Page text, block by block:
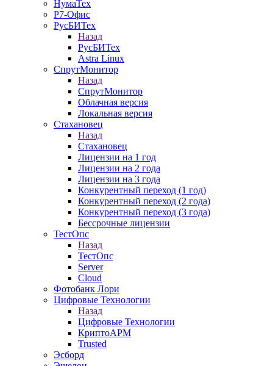
НумаТех
Р7-Офис
РусБИТех
Назад
РусБИТех
Astra Linux
СпрутМонитор
Назад
СпрутМонитор
Облачная версия
Локальная версия
Стахановец
Назад
Стахановец
Лицензии на 1 год
Лицензии на 2 года
Лицензии на 3 года
Конкурентный переход (1 год)
Конкурентный переход (2 года)
Конкурентный переход (3 года)
Бессрочные лицензии
ТестОпс
Назад
ТестОпс
Server
Cloud
Фотобанк Лори
Цифровые Технологии
Назад
Цифровые Технологии
КриптоАРМ
Trusted
Эсборд